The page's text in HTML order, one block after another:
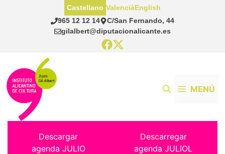
965 12 12 14
C/San Fernando, 44
gilalbert@diputacionalicante.es
Castellano ValenciàEnglish
MENÚ
Descargar
agenda JULIO
Descarregar
agenda JULIOL